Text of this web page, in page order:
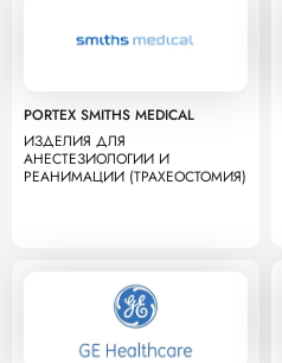
PORTEX SMITHS MEDICAL
ИЗДЕЛИЯ ДЛЯ
АНЕСТЕЗИОЛОГИИ И
РЕАНИМАЦИИ (ТРАХЕОСТОМИЯ)